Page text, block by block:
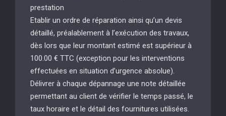
prestation
Etablir un ordre de réparation ainsi qu’un devis
détaillé, préalablement à l’exécution des travaux,
dès lors que leur montant estimé est supérieur à
100.00 € TTC (exception pour les interventions
effectuées en situation d’urgence absolue).
Délivrer à chaque dépannage une note détaillée
permettant au client de vérifier le temps passé, le
taux horaire et le détail des fournitures utilisées.